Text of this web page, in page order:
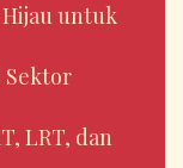
untuk
Sektor
LRT, dan